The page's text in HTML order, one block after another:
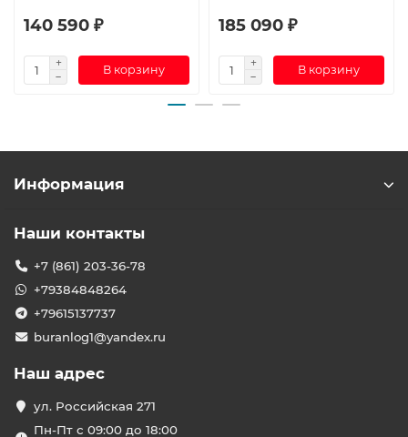
140 590 ₽
В корзину
185 090 ₽
В корзину
Информация
Наши контакты
+7 (861) 203-36-78
+79384848264
+79615137737
buranlog1@yandex.ru
Наш адрес
ул. Российская 271
Пн-Пт с 09:00 до 18:00